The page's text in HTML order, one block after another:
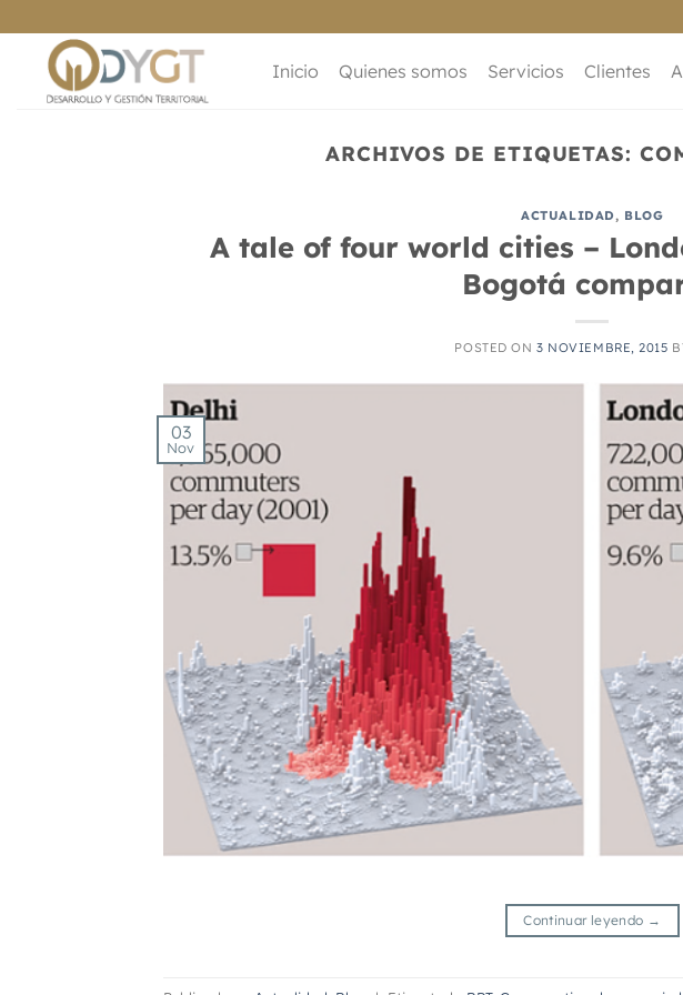
al
contenido
Inicio Quienes somos Servicios Clientes
ARCHIVOS DE ETIQUETAS:
ACTUALIDAD, BLOG
A tale of four world cities –
Bogotá
POSTED ON3 NOVIEMBRE, 2015
03
Nov
Continuar leyendo →